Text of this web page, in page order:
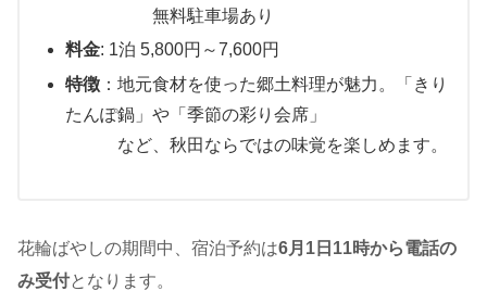
無料駐車場あり
料金: 1泊 5,800円～7,600円
特徴：地元食材を使った郷土料理が魅力。「きり
たんぽ鍋」や「季節の彩り会席」
など、秋田ならではの味覚を楽しめます。
花輪ばやしの期間中、宿泊予約は6月1日11時から電話の
み受付となります。